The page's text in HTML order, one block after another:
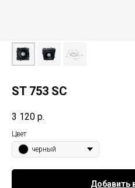
ST 753 SC
3 120 р.
Цвет
черный
Добавить